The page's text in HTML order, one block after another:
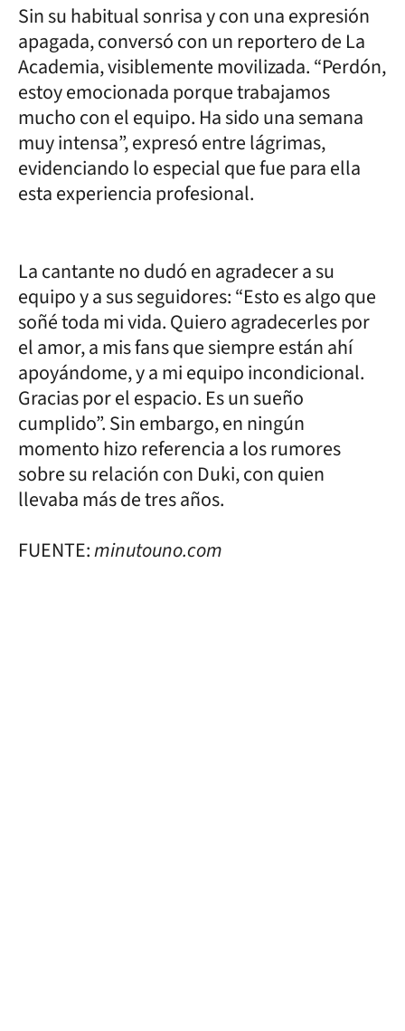
Sin su habitual sonrisa y con una expresión
apagada, conversó con un reportero de La
Academia, visiblemente movilizada. “Perdón,
estoy emocionada porque trabajamos
mucho con el equipo. Ha sido una semana
muy intensa”, expresó entre lágrimas,
evidenciando lo especial que fue para ella
esta experiencia profesional.
La cantante no dudó en agradecer a su
equipo y a sus seguidores: “Esto es algo que
soñé toda mi vida. Quiero agradecerles por
el amor, a mis fans que siempre están ahí
apoyándome, y a mi equipo incondicional.
Gracias por el espacio. Es un sueño
cumplido”. Sin embargo, en ningún
momento hizo referencia a los rumores
sobre su relación con Duki, con quien
llevaba más de tres años.
FUENTE:minutouno.com